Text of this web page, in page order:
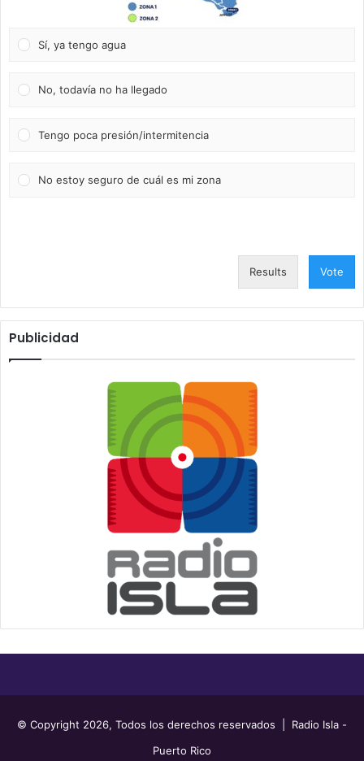
Sí, ya tengo agua
No, todavía no ha llegado
Tengo poca presión/intermitencia
No estoy seguro de cuál es mi zona
Results Vote
Publicidad
© Copyright 2026, Todos los derechos reservados | Radio Isla -
Puerto Rico